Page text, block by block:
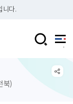
니다.
북)